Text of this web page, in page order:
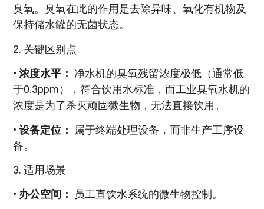
臭氧。臭氧在此的作用是去除异味、氧化有机物及
保持储水罐的无菌状态。
2. 关键区别点
• 浓度水平： 净水机的臭氧残留浓度极低（通常低
于0.3ppm），符合饮用水标准，而工业臭氧水机的
浓度是为了杀灭顽固微生物，无法直接饮用。
• 设备定位：
属于终端处理设备，而非生产工序设
备。
3. 适用场景
• 办公空间：
员工直饮水系统的微生物控制。